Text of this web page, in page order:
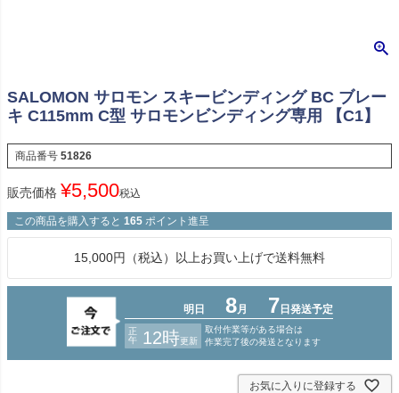
SALOMON サロモン スキービンディング BC ブレー
キ C115mm C型 サロモンビンディング専用 【C1】
商品番号 51826
販売価格 ¥5,500税込
この商品を購入すると 165 ポイント進呈
15,000円（税込）以上お買い上げで送料無料
お気に入りに登録する